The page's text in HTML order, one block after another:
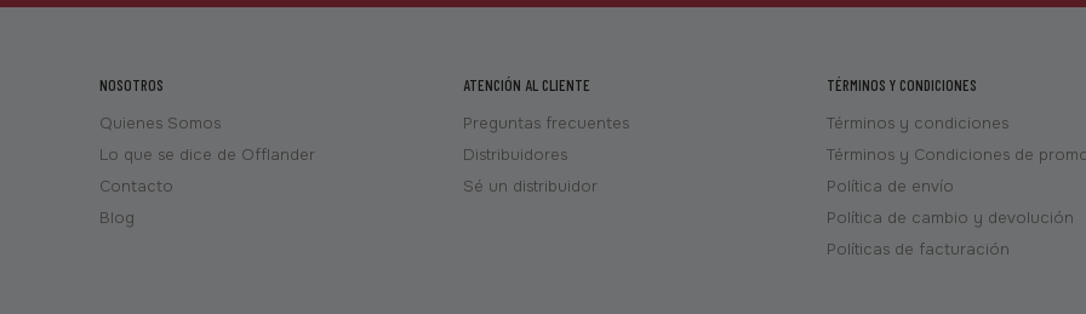
NOSOTROS
Quienes Somos
Lo que se dice de Offlander
Contacto
Blog
ATENCIÓN AL CLIENTE
Preguntas frecuentes
Distribuidores
Sé un distribuidor
TÉRMINOS Y CONDICIONES
Términos y condiciones
Términos y Condiciones de
Política de envío
Política de cambio y devolución
Políticas de facturación